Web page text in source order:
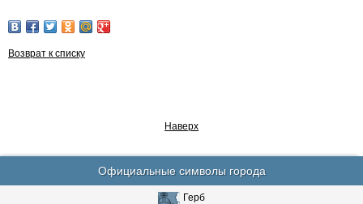
Возврат к списку
Наверх
Официальные символы города
Герб